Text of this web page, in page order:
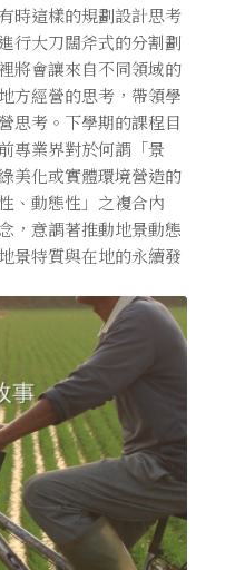
時這樣的規劃設計思考
行大刀闊斧式的分割劃
將會讓來自不同領域的
方經營的思考，帶領學
思考。下學期的課程目
專業界對於何謂「景
美化或實體環境營造的
、動態性」之複合內
，意謂著推動地景動態
景特質與在地的永續發